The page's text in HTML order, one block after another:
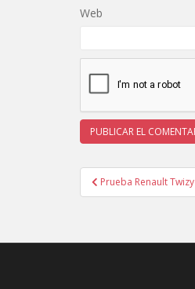
Web
Navegación
de
Prueba Renault Twizy